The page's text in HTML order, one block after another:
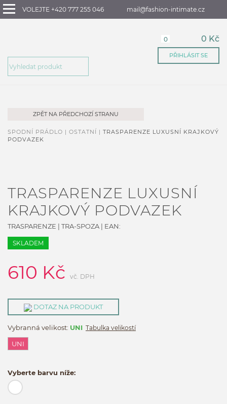
VOLEJTE +420 777 255 046 mail@fashion-intimate.cz
0 0 Kč
PŘIHLÁSIT SE
ZPĚT NA PŘEDCHOZÍ STRANU
SPODNÍ PRÁDLO | OSTATNÍ | TRASPARENZE LUXUSNÍ KRAJKOVÝ
PODVAZEK
TRASPARENZE LUXUSNÍ
KRAJKOVÝ PODVAZEK
TRASPARENZE | TRA-SPOZA | EAN:
SKLADEM
610 Kč vč. DPH
DOTAZ NA PRODUKT
Vybranná velikost: UNI Tabulka velikostí
UNI
Vyberte barvu níže: